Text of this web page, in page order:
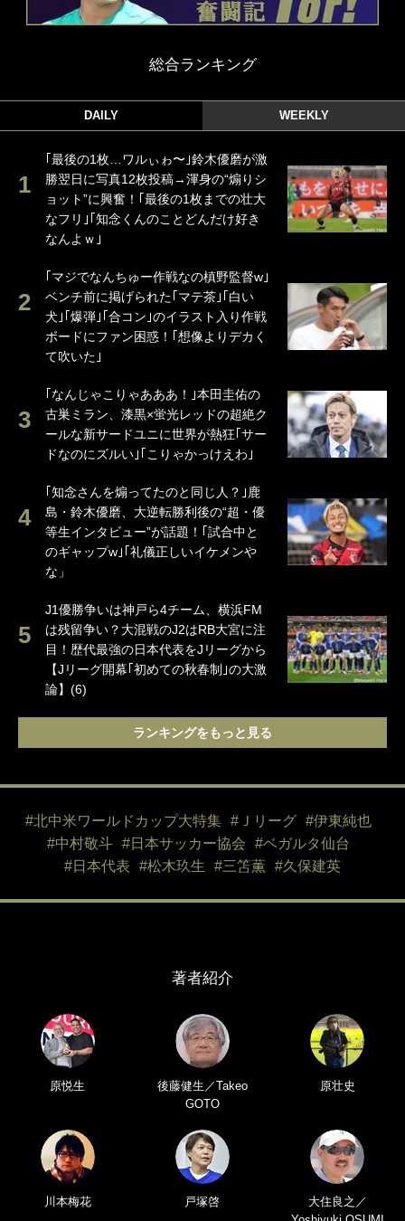
総合ランキング
DAILY WEEKLY
｢最後の1枚…ワルぃゎ〜｣鈴木優磨が激
勝翌日に写真12枚投稿→渾身の“煽りシ
ョット”に興奮！｢最後の1枚までの壮大
なフリ｣｢知念くんのことどんだけ好き
なんよｗ｣
｢マジでなんちゅー作戦なの槙野監督w｣
ベンチ前に掲げられた｢マテ茶｣｢白い
犬｣｢爆弾｣｢合コン｣のイラスト入り作戦
ボードにファン困惑！｢想像よりデカく
て吹いた｣
｢なんじゃこりゃあああ！｣本田圭佑の
古巣ミラン、漆黒×蛍光レッドの超絶ク
ールな新サードユニに世界が熱狂｢サー
ドなのにズルい｣｢こりゃかっけえわ｣
｢知念さんを煽ってたのと同じ人？｣鹿
島・鈴木優磨、大逆転勝利後の“超・優
等生インタビュー”が話題！｢試合中と
のギャップw｣｢礼儀正しいイケメンや
な」
J1優勝争いは神戸ら4チーム、横浜FM
は残留争い？大混戦のJ2はRB大宮に注
目！歴代最強の日本代表をJリーグから
【Jリーグ開幕｢初めての秋春制｣の大激
論】(6)
ランキングをもっと見る
#北中米ワールドカップ大特集 #Ｊリーグ
#伊東純也
#中村敬斗
#日本サッカー協会
#ベガルタ仙台
#日本代表
#松木玖生 #三笘薫 #久保建英
著者紹介
原悦生
後藤健生／Takeo
GOTO
原壮史
川本梅花 戸塚啓
大住良之／